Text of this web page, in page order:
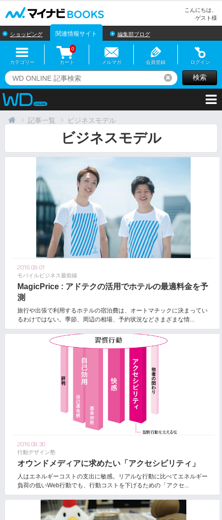
こんにちは、
ゲスト様
ショッピング 関連情報サイト 編集部ブログ
カテゴリー カート
0
メルマガ 会員登録 ログイン
リセット検索
記事一覧 ビジネスモデル
ビジネスモデル
2016.09.01
モバイルビジネス最前線
MagicPrice : アドテクの活用でホテルの最適料金を予
測
旅行や出張で利用するホテルの宿泊費は、オートマチックに決まってい
るわけではない。季節、周辺の相場、予約状況などさまざまな情...
2016.08.30
行動デザイン塾
オウンドメディアに求めたい「アクセシビリティ」
人はエネルギーコストの支出に敏感。リアルな行動に比べてエネルギー
負荷の低いWeb行動でも、行動コストを下げるための「アクセ...